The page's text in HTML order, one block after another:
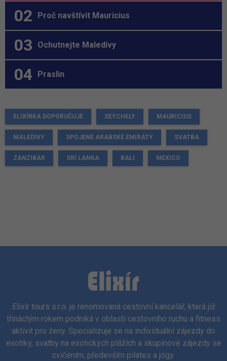
Proč navštívit Mauricius
Ochutnejte Maledivy
Praslin
ELIXÍRKA DOPORUČUJE SEYCHELY MAURICIUS
MALEDIVY SPOJENÉ ARABSKÉ EMIRÁTY SVATBA
ZANZIBAR SRÍ LANKA BALI MEXICO
Elixír tours s.r.o. je renomovaná cestovní kancelář, která již
třináctým rokem podniká v oblasti cestovního ruchu a fitness
aktivit pro ženy. Specializuje se na individuální zájezdy do
exotiky, svatby na exotických plážích a skupinové zájezdy se
cvičením, především pilates a jógy.